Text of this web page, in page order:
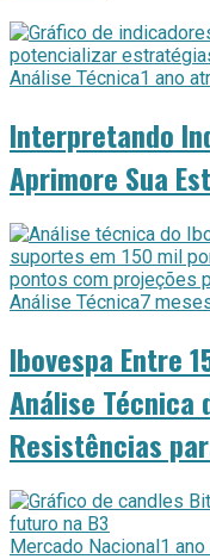
Análise Técnica1 ano
Interpretando
Aprimore Sua
Análise Técnica7
Ibovespa Entre
Análise Técnica
Resistências
Mercado Nacional1